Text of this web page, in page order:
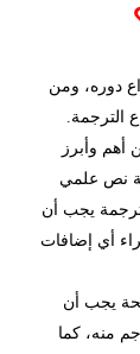
دوره، ومن
الترجمة.
أهم وأبرز
نص علمي
يجب أن
أي إضافات
يجب أن
منه، كما